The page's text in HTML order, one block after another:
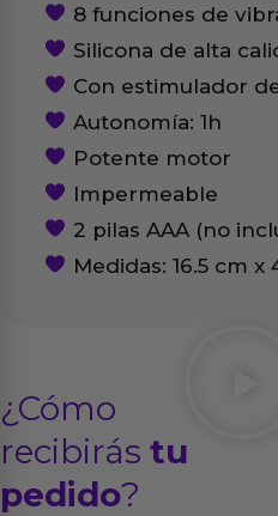
8 funciones de
Silicona de alta
Con estimulador
Autonomía: 1h
Potente motor
Impermeable
2 pilas AAA (no
Medidas: 16.5 cm x
¿Cómo
recibirás tu
pedido?